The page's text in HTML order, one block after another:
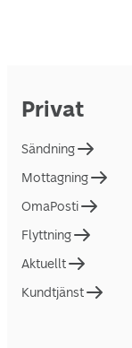
Privat
Sändning
Mottagning
OmaPosti
Flyttning
Aktuellt
Kundtjänst